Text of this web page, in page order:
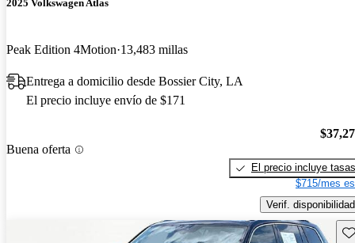
2025 Volkswagen Atlas
Peak Edition 4Motion 13,483 millas
Entrega a domicilio desde Bossier City, LA
El precio incluye envío de $171
Buena oferta
El precio incluye tasas
$715/mes
Verif. disponibilidad